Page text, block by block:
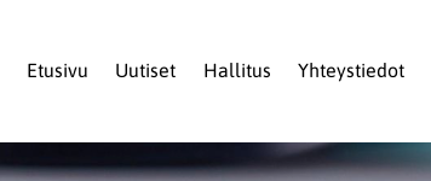
Etusivu Uutiset Hallitus Yhteystiedot